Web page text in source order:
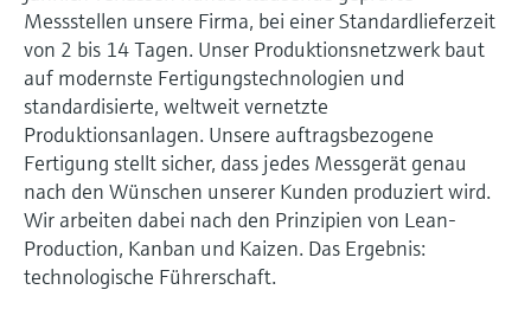
Optische Analyse
Netilion IIoT
Software
Produktwerkzeuge
Differenzdruck-Durchflussmessung
Alle ansehen
Hydrostatische Füllstandsmessung
Konduktive Füllstandsmessung
Füllstandsmessung Schwimmer
Radiometrische Messung
Drehflügelschalter
Sauerstoffsensoren und -
messumformer
Laborgeräte
Automatische Probenehmer
SAK-, CSB- und TOC-Analysatoren
Temperaturschalter
Oberflächenthermometer und
Anlegefühler
Kabelfühler
Multipoint Thermometer
Energiemanager &
Applikationsmanager
Überspannungsschutzgeräte
Alle ansehen
Prozess-Gasanalysatoren
Luftqualitätsmessgeräte
Rauchdetektoren
Sichtweitemessgeräte
Überhöhendetektoren
Netilion Device Viewer
Netilion Water
Grundstoffe, Bergbau, Metalle
Hilfskreisläufe - Dampf
Im Fokus für alle Branchen
Lösungen für Nachhaltigkeit in der
Learning Center
Learning Center – Geführte Kurse und
Wissensressourcen auf der Endress+Hauser
Lernplattform ermöglichen die
Weiterbildung jederzeit und von jedem
Standort aus.
Events & Schulungen
Wählen Sie aus einer Vielfalt an Events aus,
sei es Schulungen, Seminare, Messen,
Fachtagungen oder Online-Seminare.
Karriere
Nachhaltigkeit
Verbundene Unternehmen
Endress+Hauser Optical Analysis
Endress+Hauser SICK
Networking
Event- und Schulungsfinder
Job opportunities at
Endress+Hauser SICK
Messstellen unsere Firma, bei einer Standardlieferzeit
von 2 bis 14 Tagen. Unser Produktionsnetzwerk baut
auf modernste Fertigungstechnologien und
standardisierte, weltweit vernetzte
Produktionsanlagen. Unsere auftragsbezogene
Fertigung stellt sicher, dass jedes Messgerät genau
nach den Wünschen unserer Kunden produziert wird.
Wir arbeiten dabei nach den Prinzipien von Lean-
Production, Kanban und Kaizen. Das Ergebnis:
technologische Führerschaft.